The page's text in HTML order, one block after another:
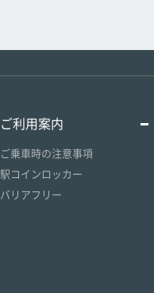
ご利用案内
ご乗車時の注意事項
駅コインロッカー
バリアフリー